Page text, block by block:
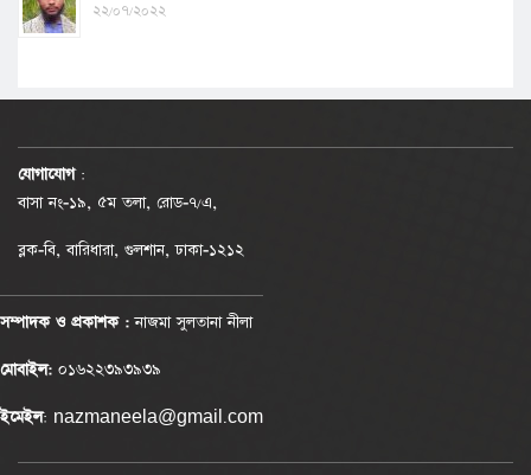
২২/০৭/২০২২
যোগাযোগ :
বাসা নং-১৯, ৫ম তলা, রোড-৭/এ,
ব্লক-বি, বারিধারা, গুলশান, ঢাকা-১২১২
সম্পাদক ও প্রকাশক :নাজমা সুলতানা নীলা
মোবাইল: ০১৬২২৩৯৩৯৩৯
ইমেইল: nazmaneela@gmail.com